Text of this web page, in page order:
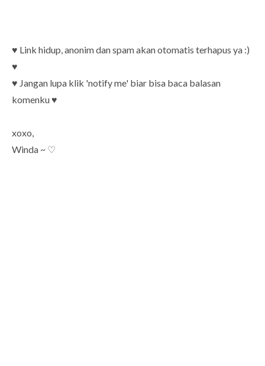
♥ Link hidup, anonim dan spam akan otomatis terhapus ya :)
♥
♥ Jangan lupa klik 'notify me' biar bisa baca balasan
komenku ♥
xoxo,
Winda ~ ♡